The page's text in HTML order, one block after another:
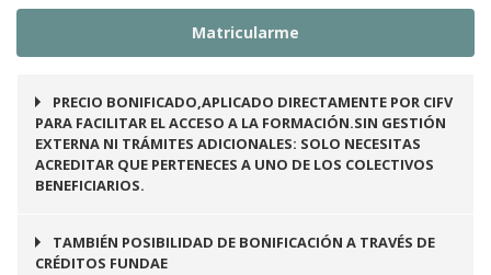
PRECIO BONIFICADO,APLICADO DIRECTAMENTE POR CIFV
PARA FACILITAR EL ACCESO A LA FORMACIÓN.SIN GESTIÓN
EXTERNA NI TRÁMITES ADICIONALES: SOLO NECESITAS
ACREDITAR QUE PERTENECES A UNO DE LOS COLECTIVOS
BENEFICIARIOS.
Este curso es bonificable a través de los
créditos FUNDAE, ideal para formar a
TAMBIÉN POSIBILIDAD DE BONIFICACIÓN A TRAVÉS DE
CRÉDITOS FUNDAE